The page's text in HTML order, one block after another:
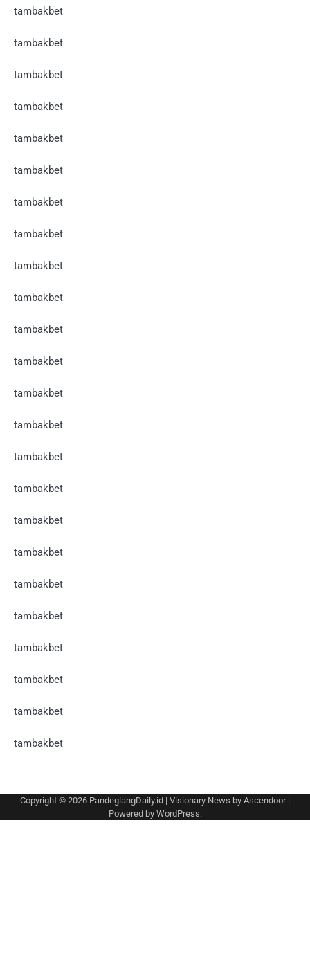
tambakbet
tambakbet
tambakbet
tambakbet
tambakbet
tambakbet
tambakbet
tambakbet
tambakbet
tambakbet
tambakbet
tambakbet
tambakbet
tambakbet
tambakbet
tambakbet
tambakbet
tambakbet
tambakbet
tambakbet
tambakbet
tambakbet
tambakbet
tambakbet
Copyright © 2026 PandeglangDaily.id | Visionary News by Ascendoor|
Powered by WordPress.